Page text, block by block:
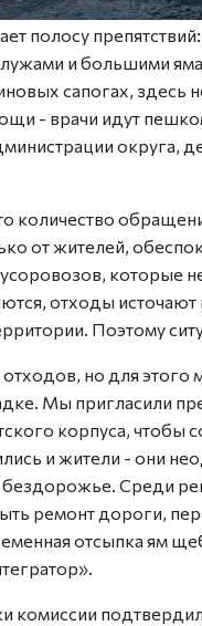
полосу
и большими
сапогах, здесь
- врачи идут
округа,
количество
от жителей,
которые
отходы источают
Поэтому
но для
Мы пригласили
корпуса, чтобы
и жители - они
бездорожье. Среди
ремонт дороги,
отсыпка ям
комиссии